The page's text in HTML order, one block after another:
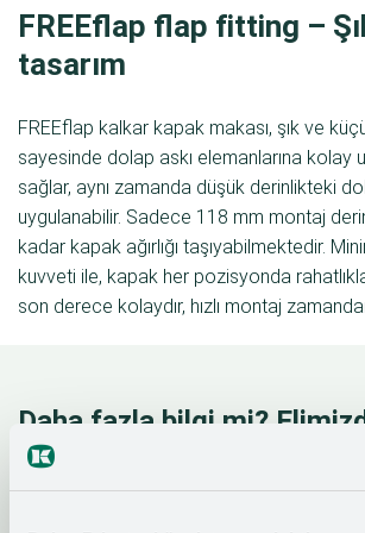
FREEflap flap fitting –
tasarım
FREEflap kalkar kapak makası, şık ve
sayesinde dolap askı elemanlarına kolay
sağlar, aynı zamanda düşük derinlikteki
uygulanabilir. Sadece 118 mm montaj
kadar kapak ağırlığı taşıyabilmektedir.
kuvveti ile, kapak her pozisyonda
son derece kolaydır, hızlı montaj
Daha fazla bilgi mi?